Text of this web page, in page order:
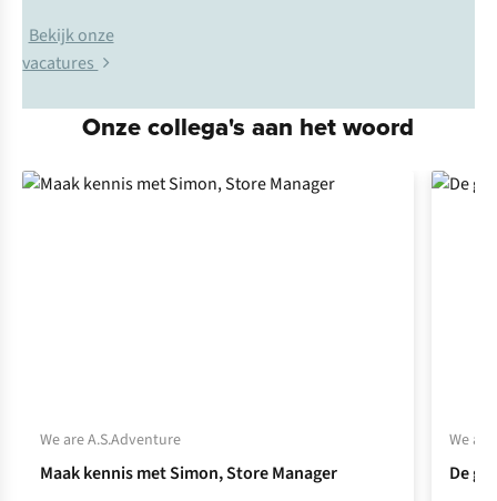
Bekijk onze
vacatures
Onze collega's aan het woord
We are A.S.Adventure
Maak kennis met Simon, Store Manager
We
De